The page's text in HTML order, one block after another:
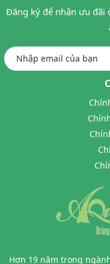
Đăng ký để nhận ưu đãi
Hơn 19 năm trong